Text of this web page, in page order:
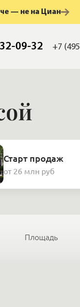
— не на Циан
09-32 +7
Старт продаж
от 26 млн руб
Площадь